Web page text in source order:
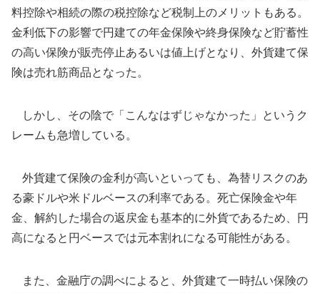
料控除や相続の際の税控除など税制上のメリットもある。
金利低下の影響で円建ての年金保険や終身保険など貯蓄性
の高い保険が販売停止あるいは値上げとなり、外貨建て保
険は売れ筋商品となった。
しかし、その陰で「こんなはずじゃなかった」というク
レームも急増している。
外貨建て保険の金利が高いといっても、為替リスクのあ
る豪ドルや米ドルベースの利率である。死亡保険金や年
金、解約した場合の返戻金も基本的に外貨であるため、円
高になると円ベースでは元本割れになる可能性がある。
また、金融庁の調べによると、外貨建て一時払い保険の